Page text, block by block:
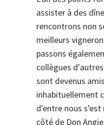
assister à des
rencontrons non
meilleurs
passons
collègues
sont devenus
inhabituellement
d'entre nous s'est
côté de Don